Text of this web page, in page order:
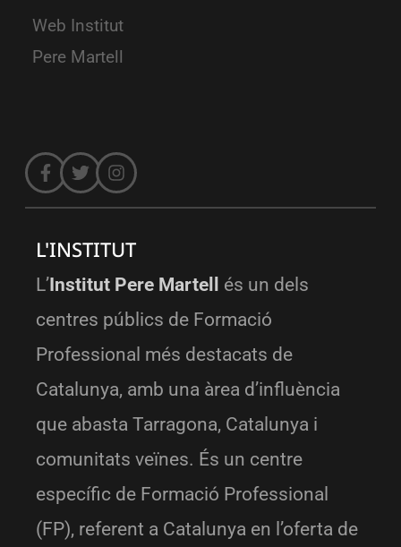
Web Institut
Pere Martell
L'INSTITUT
L’Institut Pere Martell
és un dels
centres públics de Formació
Professional més destacats de
Catalunya, amb una àrea d’influència
que abasta Tarragona, Catalunya i
comunitats veïnes. És un centre
específic de Formació Professional
(FP), referent a Catalunya en l’oferta de